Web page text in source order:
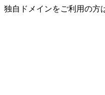
独自ドメインをご利用の方